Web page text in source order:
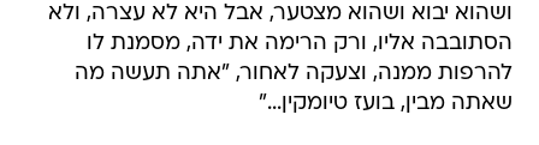
ושהוא יבוא ושהוא מצטער, אבל היא לא עצרה, ולא
הסתובבה אליו, ורק הרימה את ידה, מסמנת לו
להרפות ממנה, וצעקה לאחור, "אתה תעשה מה
שאתה מבין, בועז טיומקין..."